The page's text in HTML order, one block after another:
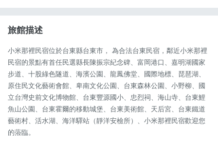
旅館描述
小米那裡民宿位於台東縣台東市， 為合法台東民宿，鄰近小米那裡
民宿的景點有首任民選縣長陳振宗紀念碑、富岡港口、嘉明湖國家
步道、十股綠色隧道、海濱公園、龍鳳佛堂、國際地標、琵琶湖、
原住民文化藝術會館、卑南文化公園、台東森林公園、小野柳、國
立台灣史前文化博物館、台東豐源國小、忠烈祠、海山寺、台東鯉
魚山公園、台東霍爾的移動城堡、台東美術館、天后宮、台東鐵道
藝術村、活水湖、海洋驛站（靜洋安檢所）、小米那裡民宿歡迎您
的蒞臨。